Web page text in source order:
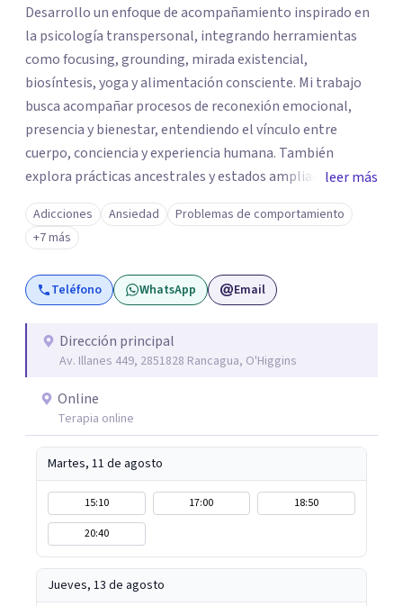
Desarrollo un enfoque de acompañamiento inspirado en
la psicología transpersonal, integrando herramientas
como focusing, grounding, mirada existencial,
biosíntesis, yoga y alimentación consciente. Mi trabajo
busca acompañar procesos de reconexión emocional,
presencia y bienestar, entendiendo el vínculo entre
cuerpo, conciencia y experiencia humana. También
explora prácticas ancestrales y estados ampliados de
conciencia como caminos de introspección,
resignificación emocional y crecimiento personal. Se
caracteriza por crear espacios cálidos y humanos,
orientados a la autenticidad, la escucha y el desarrollo de
una relación más consciente con uno mismo y con la vida.
leer más
Adicciones Ansiedad
Problemas de comportamiento
+7 más
Teléfono WhatsApp Email
Dirección principal
Av. Illanes 449, 2851828 Rancagua, O'Higgins
Online
Terapia online
Martes, 11 de agosto
15:10 17:00
18:50
20:40
Jueves, 13 de agosto